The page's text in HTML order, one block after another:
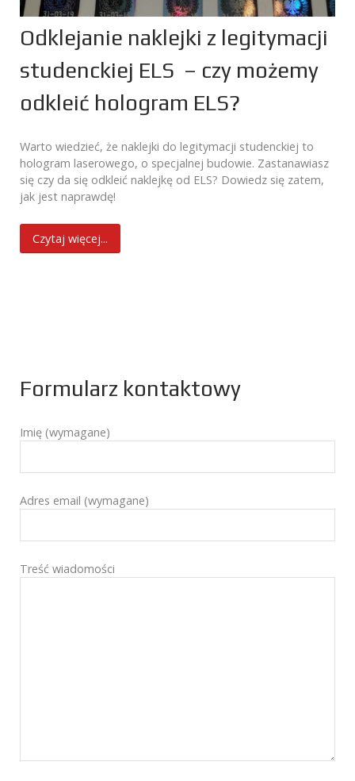
Odklejanie naklejki z legitymacji
studenckiej ELS – czy możemy
odkleić hologram ELS?
Warto wiedzieć, że naklejki do legitymacji studenckiej to
hologram laserowego, o specjalnej budowie. Zastanawiasz
się czy da się odkleić naklejkę od ELS? Dowiedz się zatem,
jak jest naprawdę!
Czytaj więcej...
Formularz kontaktowy
Imię (wymagane)
Adres email (wymagane)
Treść wiadomości